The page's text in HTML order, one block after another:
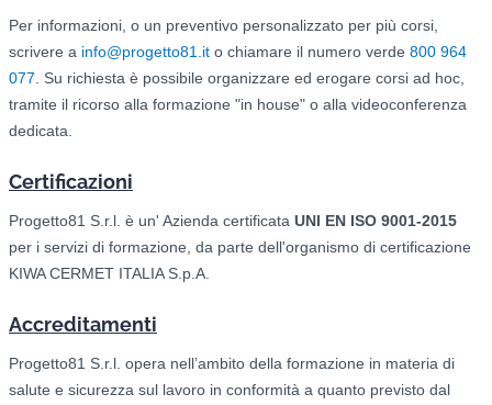
Per informazioni, o un preventivo personalizzato per più corsi,
scrivere a info@progetto81.it o chiamare il numero verde 800 964
077 . Su richiesta è possibile organizzare ed erogare corsi ad hoc,
tramite il ricorso alla formazione "in house" o alla videoconferenza
dedicata.
Certificazioni
Progetto81 S.r.l. è un' Azienda certificata UNI EN ISO 9001-2015
per i servizi di formazione, da parte dell'organismo di certificazione
KIWA CERMET ITALIA S.p.A.
Accreditamenti
Progetto81 S.r.l. opera nell’ambito della formazione in materia di
salute e sicurezza sul lavoro in conformità a quanto previsto dal